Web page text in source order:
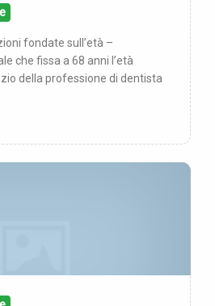
fondate sull’età –
che fissa a 68 anni l’età
della professione di dentista